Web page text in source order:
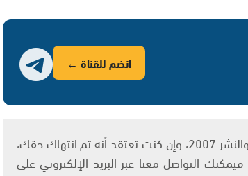
انضم للقناة ←
يتم الاستخدام المواد وفقًا للمادة 27 أ من قانون حقوق التأليف والنشر 2007، وإن كنت تعتقد أنه تم انتهاك حقك،
التواصل معنا عبر البريد الإلكتروني على